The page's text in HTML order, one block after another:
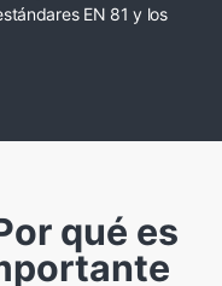
EN 81 y los
qué es